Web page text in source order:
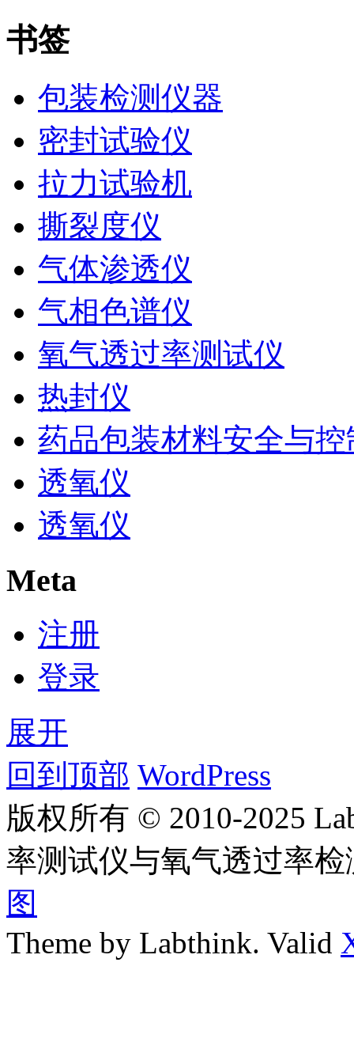
书签
包装检测仪器
密封试验仪
拉力试验机
撕裂度仪
气体渗透仪
气相色谱仪
氧气透过率测试仪
热封仪
药品包装材料安全与
透氧仪
透氧仪
Meta
注册
登录
展开
回到顶部 WordPress
版权所有 © 2010-2025
率测试仪与氧气透过率
图
Theme by Labthink. Valid